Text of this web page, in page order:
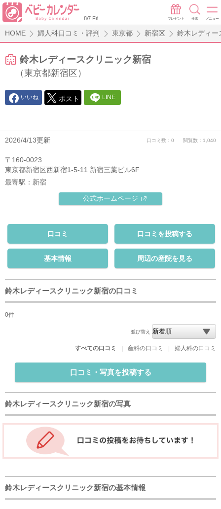
8/7 Fri プレゼント 検索 メニュー
HOME 婦人科口コミ・評判 東京都 新宿区 鈴木レディー
鈴木レディースクリニック新宿
（東京都新宿区）
いいね ポスト LINE
2026/4/13更新 口コミ数：0 閲覧数：1,040
〒160-0023
東京都新宿区西新宿1-5-11 新宿三葉ビル6F
最寄駅： 新宿
公式ホームページ
口コミ 口コミを投稿する
基本情報 周辺の産院を見る
鈴木レディースクリニック新宿の口コミ
0件
並び替え
すべての口コミ | 産科の口コミ | 婦人科の口コミ
口コミ・写真を投稿する
鈴木レディースクリニック新宿の写真
鈴木レディースクリニック新宿の基本情報